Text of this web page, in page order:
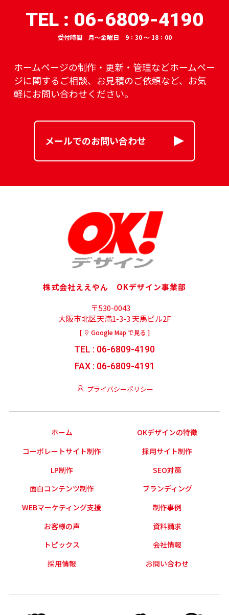
TEL : 06-6809-4190
受付時間 月～金曜日 9：30 ～ 18：00
ホームページの制作・更新・管理などホームペー
ジに関するご相談、 お見積のご依頼など、お気
軽にお問い合わせください。
メールでのお問い合わせ
株式会社ええやん OKデザイン事業部
〒530-0043
大阪市北区天満1-3-3 天馬ビル2F
[ Google Map で見る ]
TEL : 06-6809-4190
FAX : 06-6809-4191
プライバシーポリシー
ホーム
OKデザインの特徴
コーポレートサイト制作
採用サイト制作
LP制作
SEO対策
面白コンテンツ制作
ブランディング
WEBマーケティング支援
制作事例
お客様の声
資料請求
トピックス
会社情報
採用情報
お問い合わせ